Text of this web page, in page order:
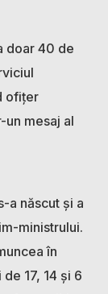
doar 40 de
ofițer
un mesaj al
a născut și a
ministrului.
în
17, 14 și 6